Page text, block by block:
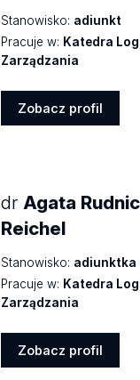
Stanowisko: adiunkt
Pracuje w: Katedra
Zarządzania
Zobacz profil
dr Agata
Reichel
Stanowisko: adiunktka
Pracuje w: Katedra
Zarządzania
Zobacz profil